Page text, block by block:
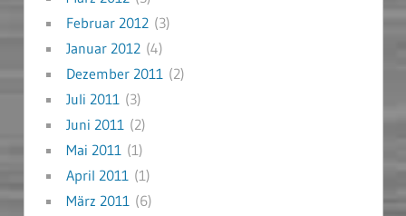
Februar 2012(3)
Januar 2012(4)
Dezember 2011(2)
Juli 2011(3)
Juni 2011(2)
Mai 2011(1)
April 2011(1)
März 2011(6)